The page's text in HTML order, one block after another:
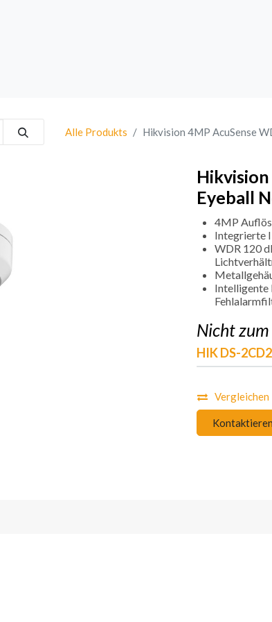
Alle Produkts Hikvision 4MP AcuSense
Hikvision
Eyeball
4MP
Integrierte
WDR 120
Intelligente
Nicht
HIK DS-
Vergleichen